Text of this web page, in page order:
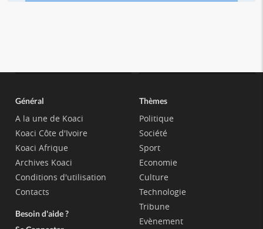
Général
A la une de Koaci
Koaci Côte d'Ivoire
Koaci Afrique
Archives Koaci
Conditions d'utilisation
Contacts
Besoin d'aide ?
Thèmes
Politique
Société
Sport
Economie
Culture
Technologie
Tribune
Evènement